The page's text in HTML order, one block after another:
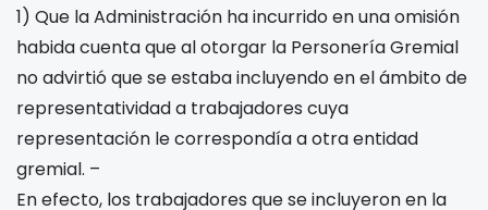
1) Que la Administración ha incurrido en una omisión
habida cuenta que al otorgar la Personería Gremial
no advirtió que se estaba incluyendo en el ámbito de
representatividad a trabajadores cuya
representación le correspondía a otra entidad
gremial. –
En efecto, los trabajadores que se incluyeron en la